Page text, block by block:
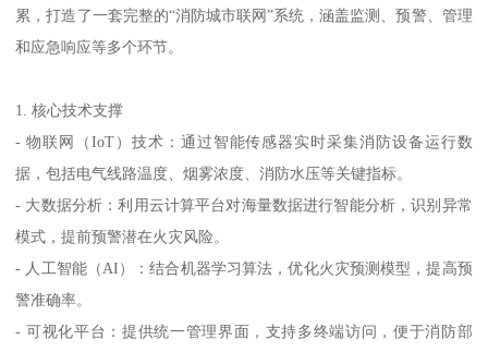
累，打造了一套完整的“消防城市联网”系统，涵盖监测、预警、管理
和应急响应等多个环节。
1. 核心技术支撑
- 物联网（IoT）技术：通过智能传感器实时采集消防设备运行数
据，包括电气线路温度、烟雾浓度、消防水压等关键指标。
- 大数据分析：利用云计算平台对海量数据进行智能分析，识别异常
模式，提前预警潜在火灾风险。
- 人工智能（AI）：结合机器学习算法，优化火灾预测模型，提高预
警准确率。
- 可视化平台：提供统一管理界面，支持多终端访问，便于消防部